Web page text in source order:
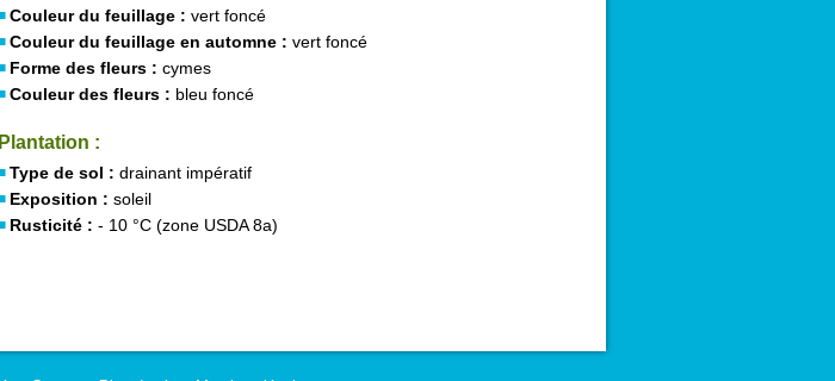
Couleur du feuillage : vert foncé
Couleur du feuillage en automne : vert foncé
Forme des fleurs : cymes
Couleur des fleurs : bleu foncé
Plantation :
Type de sol : drainant impératif
Exposition : soleil
Rusticité : - 10 °C (zone USDA 8a)